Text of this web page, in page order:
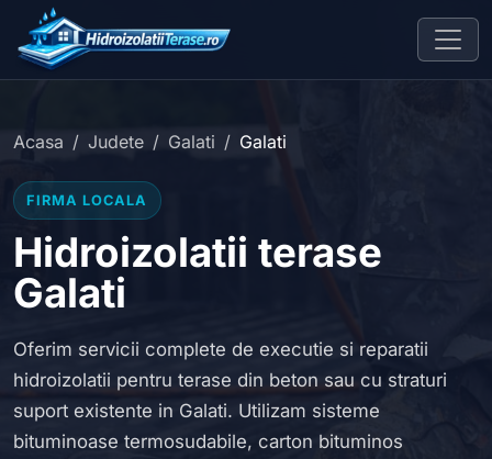
Acasa Judete Galati Galati
FIRMA LOCALA
Hidroizolatii terase
Galati
Oferim servicii complete de executie si reparatii
hidroizolatii pentru terase din beton sau cu straturi
suport existente in Galati. Utilizam sisteme
bituminoase termosudabile, carton bituminos